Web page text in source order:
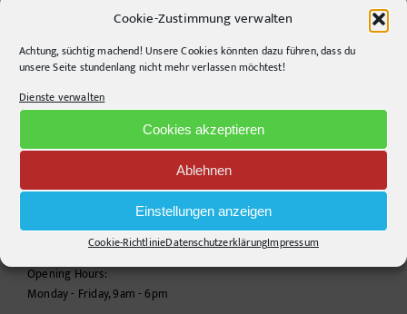
Cookie-Zustimmung verwalten
Achtung, süchtig machend! Unsere Cookies könnten dazu führen, dass du
unsere Seite stundenlang nicht mehr verlassen möchtest!
Dienste verwalten
Cookies akzeptieren
Ablehnen
Einstellungen anzeigen
Cookie-RichtlinieDatenschutzerklärungImpressum
CONTACT INFO
10555Berlin
+49306860203
info@pr-ide.de
Opening Hours:
Monday - Friday, 9am - 6pm